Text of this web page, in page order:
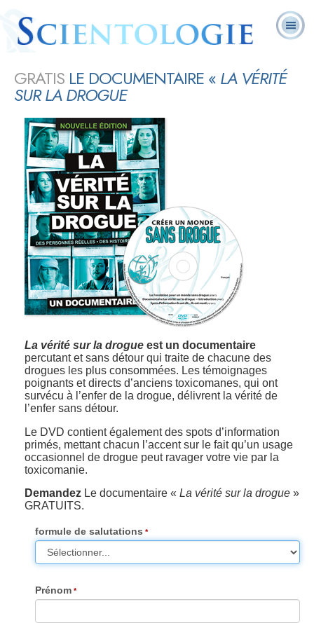
PARTAGER
L. Ron Hubbard
Scientologie ?aujourd’hui
questions
Cours en
ligne
GRATIS LE DOCUMENTAIRE « LA VÉRITÉ
SUR LA DROGUE
La vérité sur la drogue est un documentaire
percutant et sans détour qui traite de chacune des
drogues les plus consommées. Les témoignages
poignants et directs d’anciens toxicomanes, qui ont
survécu à l’enfer de la drogue, délivrent la vérité de
l’enfer sans détour.
Le DVD contient également des spots d’information
primés, mettant chacun l’accent sur le fait qu’un usage
occasionnel de drogue peut ravager votre vie par la
toxicomanie.
Demandez Le documentaire « La vérité sur la drogue »
GRATUITS.
formule de salutations
Prénom